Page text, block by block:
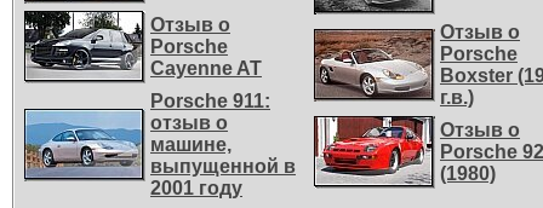
Отзыв о
Porsche
Cayenne AT
Porsche 911:
отзыв о
машине,
выпущенной в
2001 году
Отзыв о
Porsche
Boxster
г.в.)
Отзыв о
Porsche
(1980)